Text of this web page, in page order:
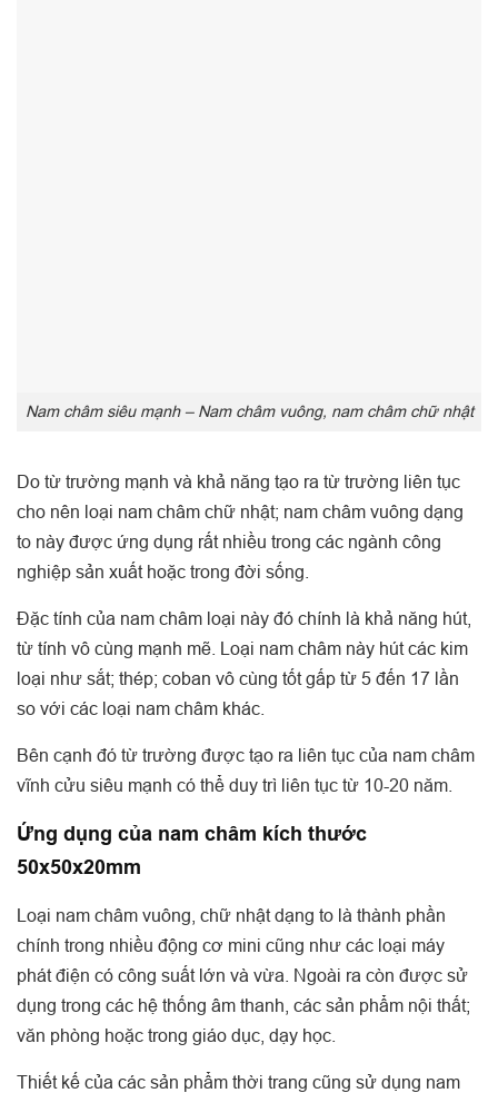
Nam châm siêu mạnh – Nam châm vuông, nam châm chữ nhật
Do từ trường mạnh và khả năng tạo ra từ trường liên tục
cho nên loại nam châm chữ nhật; nam châm vuông dạng
to này được ứng dụng rất nhiều trong các ngành công
nghiệp sản xuất hoặc trong đời sống.
Đặc tính của nam châm loại này đó chính là khả năng hút,
từ tính vô cùng mạnh mẽ. Loại nam châm này hút các kim
loại như sắt; thép; coban vô cùng tốt gấp từ 5 đến 17 lần
so với các loại nam châm khác.
Bên cạnh đó từ trường được tạo ra liên tục của nam châm
vĩnh cửu siêu mạnh có thể duy trì liên tục từ 10-20 năm.
Ứng dụng của nam châm kích thước
50x50x20mm
Loại nam châm vuông, chữ nhật dạng to là thành phần
chính trong nhiều động cơ mini cũng như các loại máy
phát điện có công suất lớn và vừa. Ngoài ra còn được sử
dụng trong các hệ thống âm thanh, các sản phẩm nội thất;
văn phòng hoặc trong giáo dục, dạy học.
Thiết kế của các sản phẩm thời trang cũng sử dụng nam